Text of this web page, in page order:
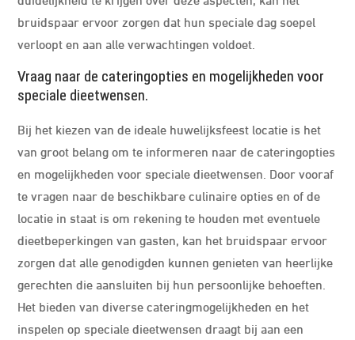
bruidspaar ervoor zorgen dat hun speciale dag soepel
verloopt en aan alle verwachtingen voldoet.
Vraag naar de cateringopties en mogelijkheden voor
speciale dieetwensen.
Bij het kiezen van de ideale huwelijksfeest locatie is het
van groot belang om te informeren naar de cateringopties
en mogelijkheden voor speciale dieetwensen. Door vooraf
te vragen naar de beschikbare culinaire opties en of de
locatie in staat is om rekening te houden met eventuele
dieetbeperkingen van gasten, kan het bruidspaar ervoor
zorgen dat alle genodigden kunnen genieten van heerlijke
gerechten die aansluiten bij hun persoonlijke behoeften.
Het bieden van diverse cateringmogelijkheden en het
inspelen op speciale dieetwensen draagt bij aan een